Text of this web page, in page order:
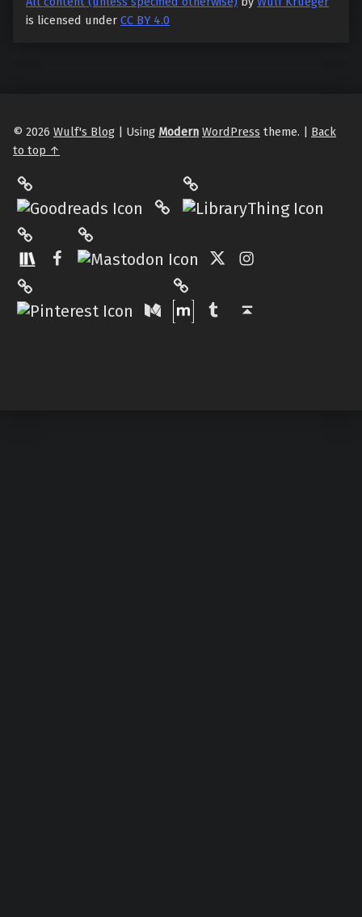
is licensed under CC BY 4.0
© 2026 Wulf's Blog | Using Modern WordPress theme. | Back
to top ↑
Philantrop on Goodreads
Hardcover.App
Facebook
Pinterest
Medium